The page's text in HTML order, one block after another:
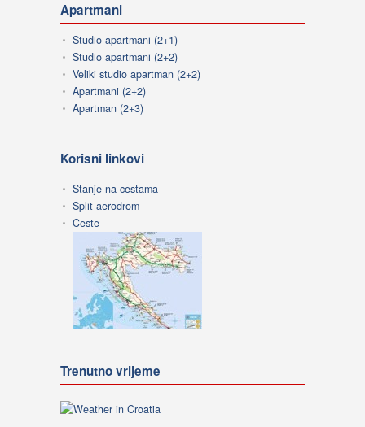
Apartmani
Studio apartmani (2+1)
Studio apartmani (2+2)
Veliki studio apartman (2+2)
Apartmani (2+2)
Apartman (2+3)
Korisni linkovi
Stanje na cestama
Split aerodrom
Ceste
Trenutno vrijeme